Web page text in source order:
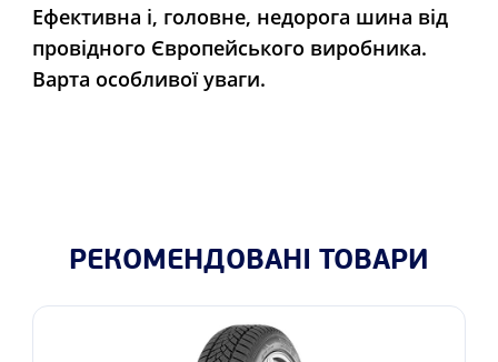
Ефективна і, головне, недорога шина від
провідного Європейського виробника.
Варта особливої уваги.
РЕКОМЕНДОВАНІ ТОВАРИ